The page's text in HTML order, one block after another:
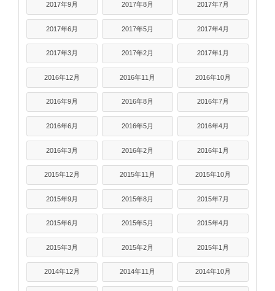
2017年9月 2017年8月 2017年7月
2017年6月 2017年5月 2017年4月
2017年3月 2017年2月 2017年1月
2016年12月 2016年11月 2016年10月
2016年9月 2016年8月 2016年7月
2016年6月 2016年5月 2016年4月
2016年3月 2016年2月 2016年1月
2015年12月 2015年11月 2015年10月
2015年9月 2015年8月 2015年7月
2015年6月 2015年5月 2015年4月
2015年3月 2015年2月 2015年1月
2014年12月 2014年11月 2014年10月